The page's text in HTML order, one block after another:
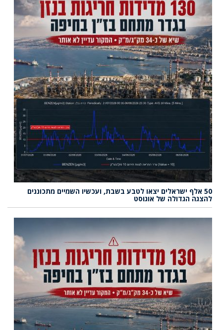
50 אלף ישראלים יצאו לטבע בשבת, ועכשיו השמיים מתכוננים
להצגה הגדולה של אוגוסט